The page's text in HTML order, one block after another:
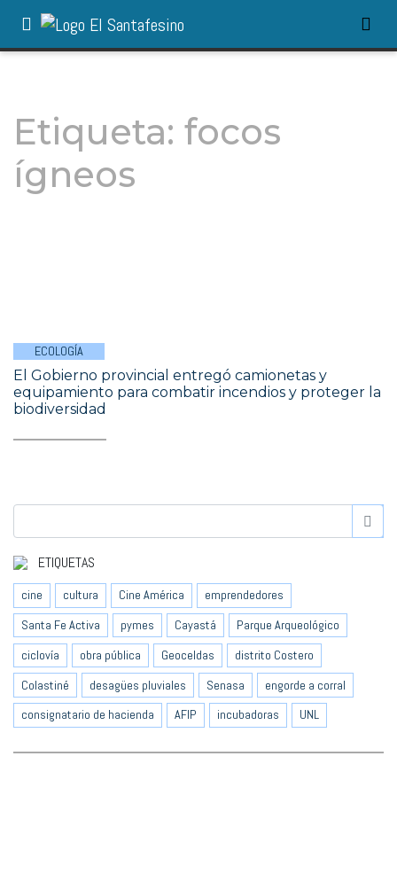
Etiqueta: focos
ígneos
ECOLOGÍA
El Gobierno provincial entregó camionetas y
equipamiento para combatir incendios y proteger la
biodiversidad
ETIQUETAS
cine cultura Cine América
emprendedores
Santa Fe Activa
pymes Cayastá
Parque Arqueológico
ciclovía
obra pública Geoceldas
distrito Costero
Colastiné
desagües pluviales Senasa
engorde a corral
consignatario de hacienda
AFIP incubadoras UNL